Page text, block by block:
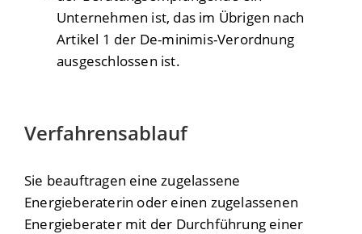
Unternehmen ist, das im Übrigen nach
Artikel 1 der De-minimis-Verordnung
ausgeschlossen ist.
Verfahrensablauf
Sie beauftragen eine zugelassene
Energieberaterin oder einen zugelassenen
Energieberater mit der Durchführung einer